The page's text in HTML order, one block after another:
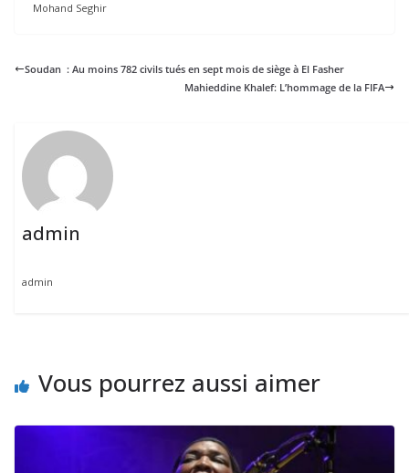
Mohand Seghir
Soudan : Au moins 782 civils tués en sept mois de siège à El Fasher
Mahieddine Khalef: L’hommage de la FIFA
admin
admin
Vous pourrez aussi aimer